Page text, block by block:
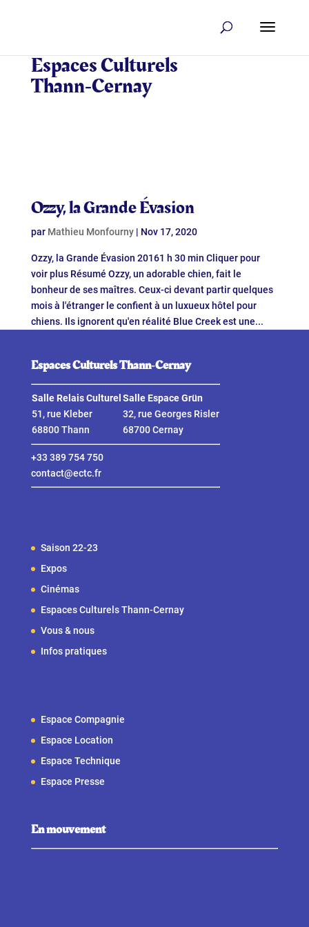
Espaces Culturels
Thann‑Cernay
Ozzy, la Grande Évasion
par Mathieu Monfourny| Nov 17, 2020
Ozzy, la Grande Évasion 20161 h 30 min Cliquer pour
voir plus Résumé Ozzy, un adorable chien, fait le
bonheur de ses maîtres. Ceux-ci devant partir quelques
mois à l'étranger le confient à un luxueux hôtel pour
chiens. Ils ignorent qu'en réalité Blue Creek est une...
Espaces Culturels Thann‑Cernay
Salle Relais Culturel
51, rue Kleber
68800 Thann
Salle Espace Grün
32, rue Georges Risler
68700 Cernay
+33 389 754 750
contact@ectc.fr
Saison 22-23
Expos
Cinémas
Espaces Culturels Thann-Cernay
Vous & nous
Infos pratiques
Espace Compagnie
Espace Location
Espace Technique
Espace Presse
En mouvement